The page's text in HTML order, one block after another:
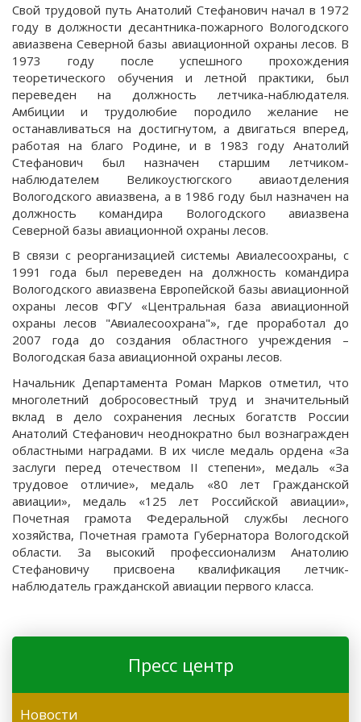
Свой трудовой путь Анатолий Стефанович начал в 1972
году в должности десантника-пожарного Вологодского
авиазвена Северной базы авиационной охраны лесов. В
1973 году после успешного прохождения
теоретического обучения и летной практики, был
переведен на должность летчика-наблюдателя.
Амбиции и трудолюбие породило желание не
останавливаться на достигнутом, а двигаться вперед,
работая на благо Родине, и в 1983 году Анатолий
Стефанович был назначен старшим летчиком-
наблюдателем Великоустюгского авиаотделения
Вологодского авиазвена, а в 1986 году был назначен на
должность командира Вологодского авиазвена
Северной базы авиационной охраны лесов.
В связи с реорганизацией системы Авиалесоохраны, с
1991 года был переведен на должность командира
Вологодского авиазвена Европейской базы авиационной
охраны лесов ФГУ «Центральная база авиационной
охраны лесов "Авиалесоохрана"», где проработал до
2007 года до создания областного учреждения –
Вологодская база авиационной охраны лесов.
Начальник Департамента Роман Марков отметил, что
многолетний добросовестный труд и значительный
вклад в дело сохранения лесных богатств России
Анатолий Стефанович неоднократно был вознагражден
областными наградами. В их числе медаль ордена «За
заслуги перед отечеством II степени», медаль «За
трудовое отличие», медаль «80 лет Гражданской
авиации», медаль «125 лет Российской авиации»,
Почетная грамота Федеральной службы лесного
хозяйства, Почетная грамота Губернатора Вологодской
области. За высокий профессионализм Анатолию
Стефановичу присвоена квалификация летчик-
наблюдатель гражданской авиации первого класса.
Пресс центр
Новости